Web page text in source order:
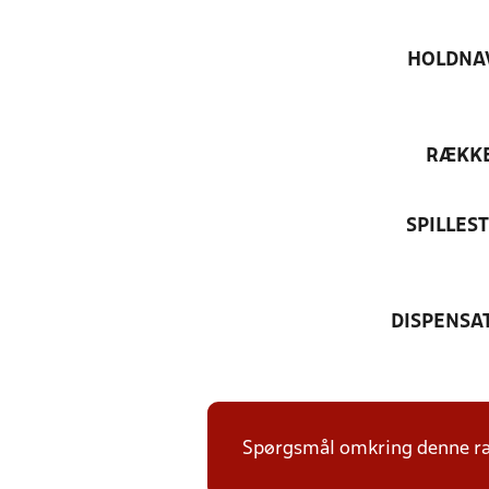
Spørgsmål omkring denne